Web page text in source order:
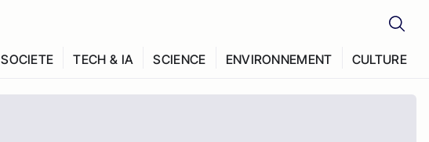
SOCIETE TECH & IA SCIENCE ENVIRONNEMENT CULTURE